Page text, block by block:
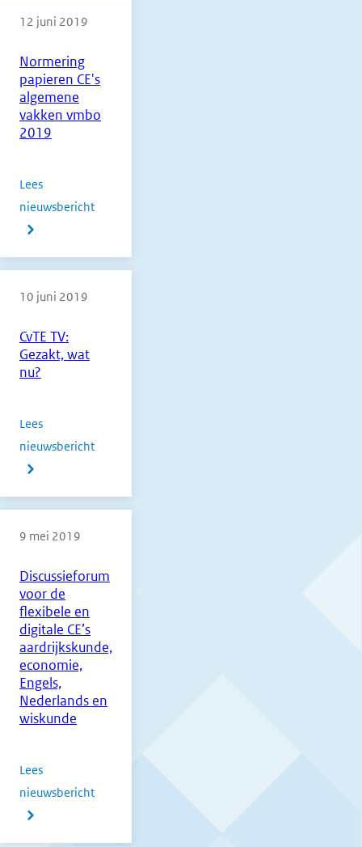
Normering
papieren CE's
algemene
vakken vmbo
2019
12 juni 2019
Lees
nieuwsbericht
CE's
CvTE TV:
Gezakt, wat
nu?
10 juni 2019
Lees
nieuwsbericht
Gezakt,
Discussieforum
voor de
flexibele en
digitale CE’s
aardrijkskunde,
economie,
Engels,
Nederlands en
wiskunde
9 mei 2019
Lees
nieuwsbericht